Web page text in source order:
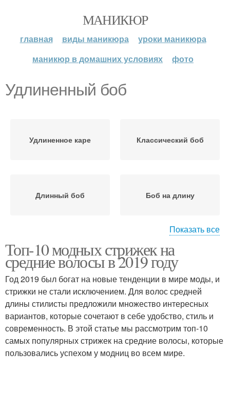
МАНИКЮР
главная виды маникюра
уроки маникюра
маникюр в домашних условиях
фото
Удлиненный боб
Удлиненное каре Классический боб
Длинный боб Боб на длину
Удлиненная челка-
шторка
волос
Боб с асимметрией Средний боб
Показать все
Топ-10 модных стрижек на
средние волосы в 2019 году
Год 2019 был богат на новые тенденции в мире моды, и
стрижки не стали исключением. Для волос средней
длины стилисты предложили множество интересных
вариантов, которые сочетают в себе удобство, стиль и
современность. В этой статье мы рассмотрим топ-10
самых популярных стрижек на средние волосы, которые
пользовались успехом у модниц во всем мире.